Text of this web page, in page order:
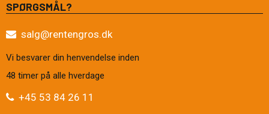
SPØRGSMÅL?
salg@rentengros.dk
Vi besvarer din henvendelse inden
48 timer på alle hverdage
+45 53 84 26 11